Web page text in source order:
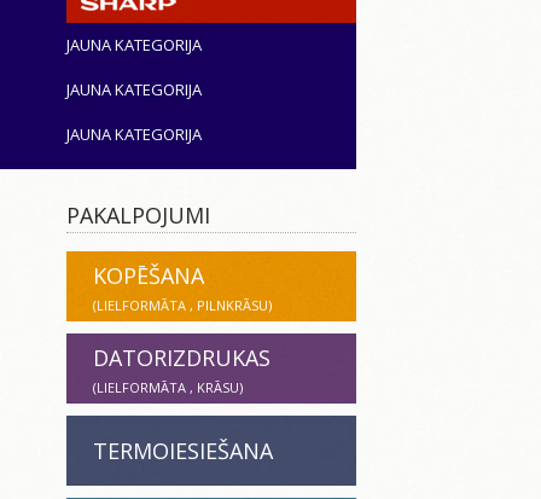
JAUNA KATEGORIJA
JAUNA KATEGORIJA
JAUNA KATEGORIJA
PAKALPOJUMI
KOPĒŠANA
(LIELFORMĀTA , PILNKRĀSU)
DATORIZDRUKAS
(LIELFORMĀTA , KRĀSU)
TERMOIESIEŠANA